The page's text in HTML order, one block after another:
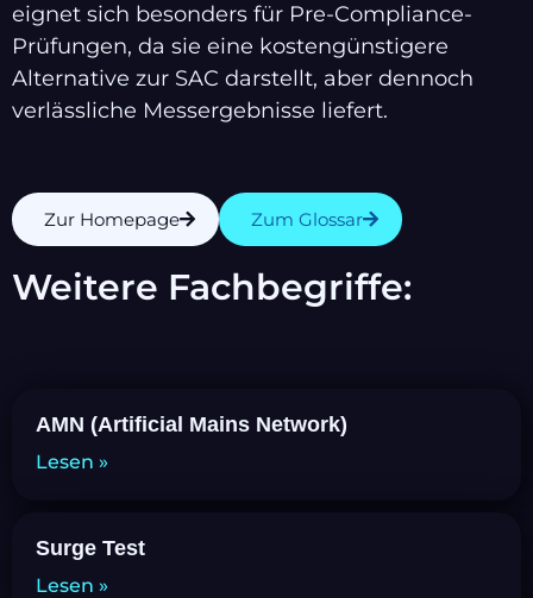
eignet sich besonders für Pre-Compliance-
Prüfungen, da sie eine kostengünstigere
Alternative zur SAC darstellt, aber dennoch
verlässliche Messergebnisse liefert.
Weitere Fachbegriffe:
Zur Homepage Zum Glossar
AMN (Artificial Mains Network)
Lesen »
Surge Test
Lesen »